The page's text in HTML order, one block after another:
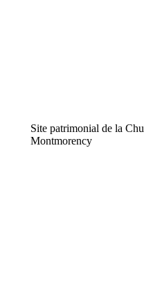
Site patrimonial de la
Montmorency